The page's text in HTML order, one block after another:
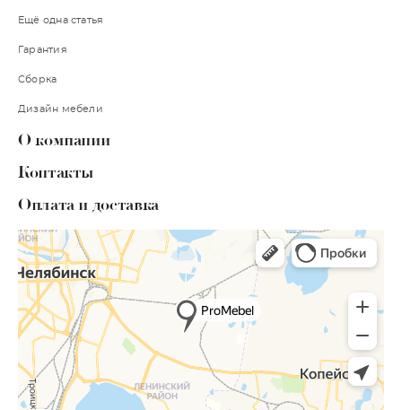
Ещё одна статья
Гарантия
Сборка
Дизайн мебели
О компании
Контакты
Оплата и доставка